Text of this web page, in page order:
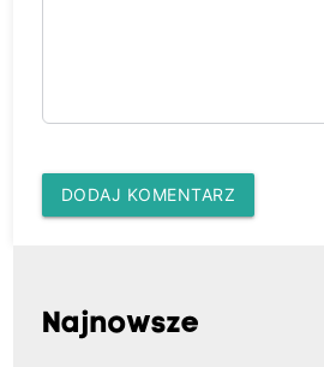
DODAJ KOMENTARZ
Najnowsze